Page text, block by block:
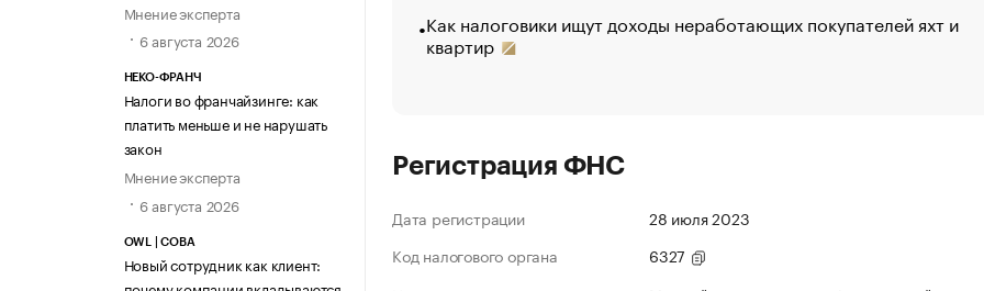
Мнение эксперта
6 августа 2026
НЕКО-ФРАНЧ
Налоги во франчайзинге: как
платить меньше и не нарушать
закон
Мнение эксперта
6 августа 2026
OWL | СОВА
Новый сотрудник как клиент:
Как налоговики ищут доходы неработающих покупателей яхт и
квартир
Регистрация ФНС
Дата регистрации
28 июля 2023
Код налогового органа
6327